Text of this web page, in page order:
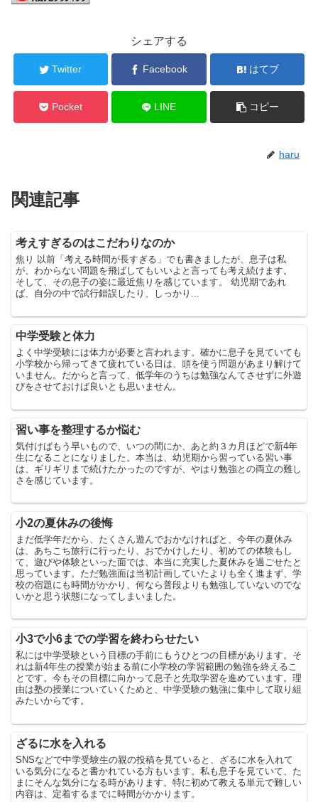
シェアする
Twitter Facebook はてブ
Pocket LINE コピー
haru
関連記事
考えすぎるのはこだわりなのか
焦り 以前「考える時間が長すぎる」でも書きましたが、息子は私
が、わからない問題を飛ばしてもいいよと言っても考え続けます。
そして、その息子の姿に最近焦りを感じています。 幼児期であれ
ば、自分の中で試行錯誤したり、しっかり...
中学受験と体力
よく中学受験には体力が必要と言われます。確かに息子を見ていても
小学校から帰ってきて疲れている日は、頭を使う問題があまり解けて
いません。だからと言って、低学年のうちは勉強なんてさせずに外遊
びをさせておけば良いとも思いません。
習い事を整理するか悩む
気付けばもう早いもので、いつの間にか、あと約３カ月ほどで新4年
生になることになりました。本当は、幼児期から習っている習い事
は、ギリギリまで続けたかったのですが、やはり勉強との両立の難し
さを感じています。
小2の夏休みの後悔
まだ低学年だから、たくさん遊んでおかなければと、今年の夏休み
は、あちこち旅行に行ったり、おでかけしたり、初めての体験もし
て、遊びや体験といった面では、本当に充実した夏休みを過ごせたと
思っています。ただ勉強面は当初計画していたよりも全く進まず、学
校の宿題にも時間がかかり、何なら普段よりも勉強していないのでな
いかと思う状態になってしまいました。
小3で小6までの学習を終わらせたい
私には中学受験という目標の手前にもうひとつの目標があります。そ
れは新4年生の授業が始まる前に小学校の学習範囲の勉強を終えるこ
とです。今もその目標に向かって息子と先取学習を進めています。理
由は塾の授業についていくためと、中学受験の勉強に集中して取り組
みたいからです。
ざるに水を入れる
SNSなどで中学受験生の親の投稿を見ていると、ざるに水を入れて
いる気分になると書かれている方もいます。私も息子を見ていて、た
まにそんな気分になる時があります。特に初めて教える単元で難しい
内容は、定着するまでに時間がかかります。